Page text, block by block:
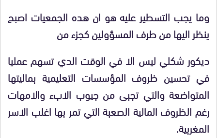
وما يجب التسطير عليه هو ان هده الجمعيات اصبح
ينظر اليها من طرف المسؤولين كجزء من
ديكور شكلي ليس الا في الوقت الدي تسهم عمليا
في تحسين ظروف المؤسسات التعليمية بماليتها
المتواضعة والتي تجبى من جيوب الابء والامهات
رغم الظروف المالية الصعبة التي تمر بها اغلب الاسر
المغربية.